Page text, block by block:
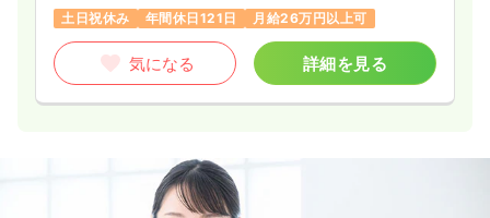
土日祝休み
年間休日121日 月給26万円以上可
気になる 詳細を見る